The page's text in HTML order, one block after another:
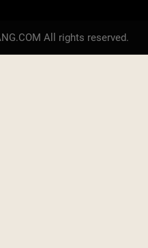
All rights reserved.